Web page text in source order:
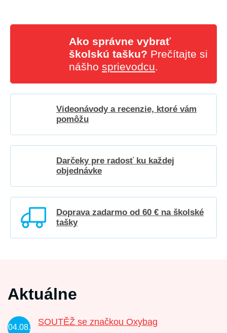
Ako správne vybrať
školskú tašku? Prečítajte si
nášho sprievodcu.
Videonávody a recenzie, ktoré vám
pomôžu
Darčeky pre radosť ku každej
objednávke
Doprava zadarmo od 60 € na školské
tašky
Aktuálne
04.08.
SOUTĚŽ se značkou Oxybag